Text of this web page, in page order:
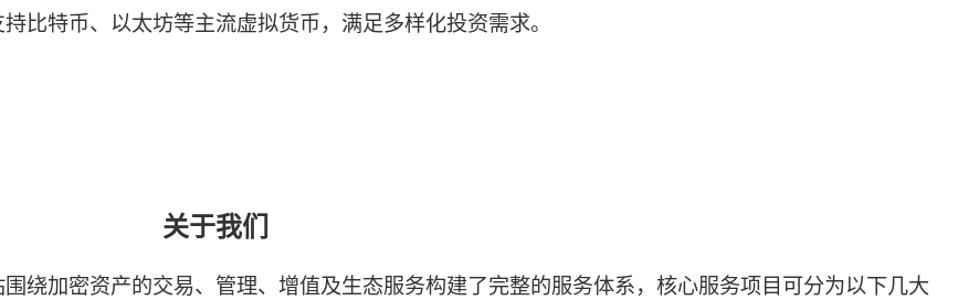
比特币、以太坊等主流虚拟货币，满足多样化投资需求。
关于我们
绕加密资产的交易、管理、增值及生态服务构建了完整的服务体系，核心服务项目可分为以下几大